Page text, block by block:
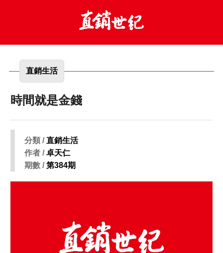
直銷生活
時間就是金錢
分類 /直銷生活
作者 /卓天仁
期數 /第384期